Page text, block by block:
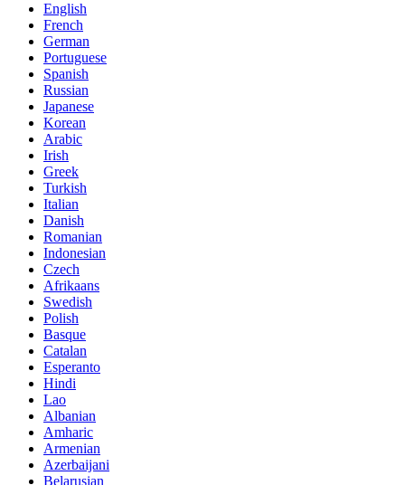
English
French
German
Portuguese
Spanish
Russian
Japanese
Korean
Arabic
Irish
Greek
Turkish
Italian
Danish
Romanian
Indonesian
Czech
Afrikaans
Swedish
Polish
Basque
Catalan
Esperanto
Hindi
Lao
Albanian
Amharic
Armenian
Azerbaijani
Belarusian